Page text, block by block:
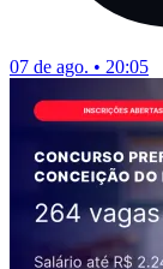
07 de ago. • 20:05